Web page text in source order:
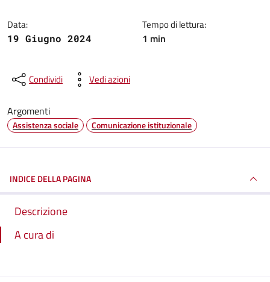
Data:
19 Giugno 2024
Tempo di lettura:
1 min
Condividi Vedi azioni
Argomenti
Assistenza sociale Comunicazione istituzionale
INDICE DELLA PAGINA
Descrizione
A cura di